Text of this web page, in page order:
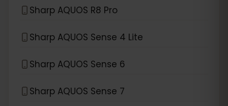
Sharp AQUOS R8 Pro
Sharp AQUOS Sense 4 Lite
Sharp AQUOS Sense 6
Sharp AQUOS Sense 7